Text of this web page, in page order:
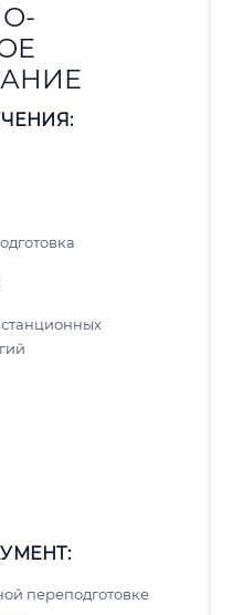
переподготовке